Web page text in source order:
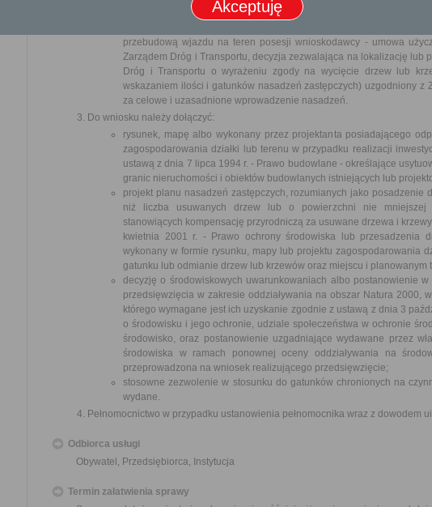
wyrażeniu zgody na wycięcie drzew lub krzewów;
przebudową wjazdu na teren posesji wnioskodawcy - umowa
Zarządem Dróg i Transportu, decyzja zezwalająca na lokalizację lub
Dróg i Transportu o wyrażeniu zgody na wycięcie drzew lub
wskazaniem ilości i gatunków nasadzeń zastępczych) uzgodniony z
za celowe i uzasadnione wprowadzenie nasadzeń.
Do wniosku należy dołączyć:
rysunek, mapę albo wykonany przez projektanta posiadającego
zagospodarowania działki lub terenu w przypadku realizacji
ustawą z dnia 7 lipca 1994 r. - Prawo budowlane - określające
granic nieruchomości i obiektów budowlanych istniejących lub
projekt planu nasadzeń zastępczych, rozumianych jako posadzenie
niż liczba usuwanych drzew lub o powierzchni nie mniejszej
stanowiących kompensację przyrodniczą za usuwane drzewa i
kwietnia 2001 r. - Prawo ochrony środowiska lub przesadzenia
wykonany w formie rysunku, mapy lub projektu zagospodarowania
gatunku lub odmianie drzew lub krzewów oraz miejscu i planowanym
decyzję o środowiskowych uwarunkowaniach albo postanowienie
przedsięwzięcia w zakresie oddziaływania na obszar Natura 2000,
którego wymagane jest ich uzyskanie zgodnie z ustawą z dnia 3
o środowisku i jego ochronie, udziale społeczeństwa w ochronie
środowisko, oraz postanowienie uzgadniające wydawane przez
środowiska w ramach ponownej oceny oddziaływania na
przeprowadzona na wniosek realizującego przedsięwzięcie;
stosowne zezwolenie w stosunku do gatunków chronionych na
wydane.
Pełnomocnictwo w przypadku ustanowienia pełnomocnika wraz z dowodem
Odbiorca usługi
Obywatel, Przedsiębiorca, Instytucja
Termin załatwienia sprawy
Akceptuję